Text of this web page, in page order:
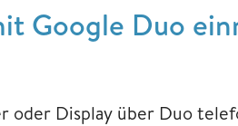
Google Duo
oder Display über Duo